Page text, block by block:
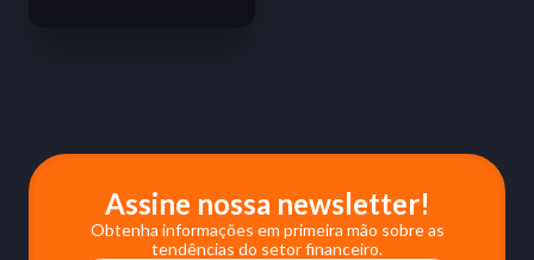
Assine nossa newsletter!
Obtenha informações em primeira mão sobre as
tendências do setor financeiro.